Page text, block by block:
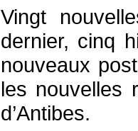
Vingt
dernier, cinq
nouveaux
les nouvelles
d’Antibes.